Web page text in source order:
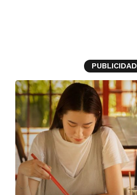
PUBLICIDAD